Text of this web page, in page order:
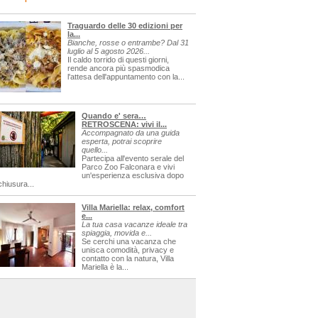
Traguardo delle 30 edizioni per
la...
Bianche, rosse o entrambe? Dal 31
luglio al 5 agosto 2026...
Il caldo torrido di questi giorni,
rende ancora più spasmodica
l'attesa dell'appuntamento con la...
Quando e' sera…
RETROSCENA: vivi il...
Accompagnato da una guida
esperta, potrai scoprire
quello...
Partecipa all'evento serale del
Parco Zoo Falconara e vivi
un'esperienza esclusiva dopo
Villa Mariella: relax, comfort
e...
La tua casa vacanze ideale tra
spiaggia, movida e...
Se cerchi una vacanza che
unisca comodità, privacy e
contatto con la natura, Villa
Mariella è la...